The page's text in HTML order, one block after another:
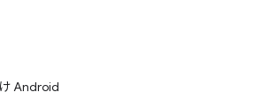
Android